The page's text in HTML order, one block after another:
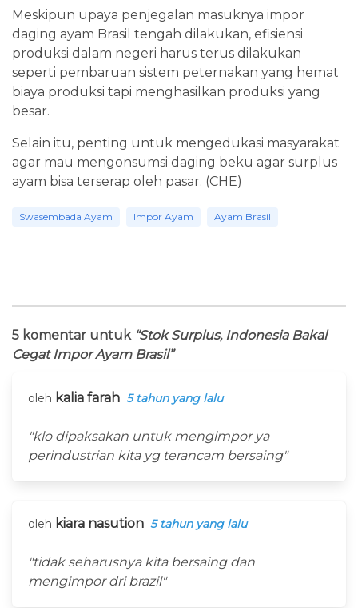
Meskipun upaya penjegalan masuknya impor
daging ayam Brasil tengah dilakukan, efisiensi
produksi dalam negeri harus terus dilakukan
seperti pembaruan sistem peternakan yang hemat
biaya produksi tapi menghasilkan produksi yang
besar.
Selain itu, penting untuk mengedukasi masyarakat
agar mau mengonsumsi daging beku agar surplus
ayam bisa terserap oleh pasar. (CHE)
Swasembada Ayam Impor Ayam Ayam Brasil
5 komentar untuk “Stok Surplus, Indonesia Bakal
Cegat Impor Ayam Brasil”
oleh kalia farah 5 tahun yang lalu
"klo dipaksakan untuk mengimpor ya
perindustrian kita yg terancam bersaing"
oleh kiara nasution 5 tahun yang lalu
"tidak seharusnya kita bersaing dan
mengimpor dri brazil"